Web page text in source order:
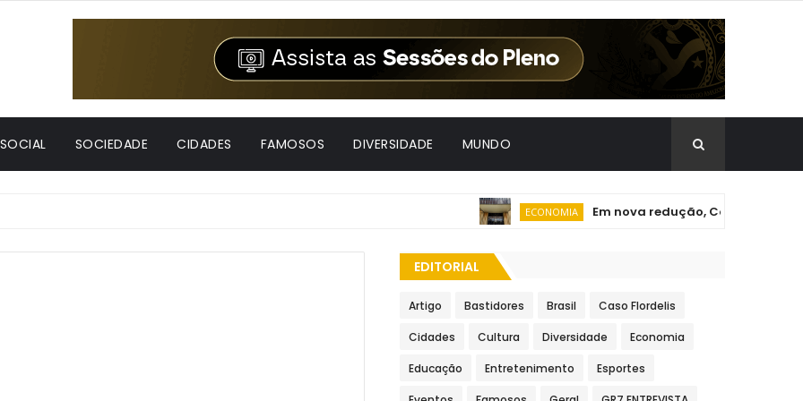
SOCIEDADE CIDADES FAMOSOS DIVERSIDADE MUNDO
ECONOMIA Em nova redução, Copom baixa
EDITORIAL
Artigo Bastidores Brasil Caso Flordelis
Cidades Cultura Diversidade Economia
Educação Entretenimento Esportes